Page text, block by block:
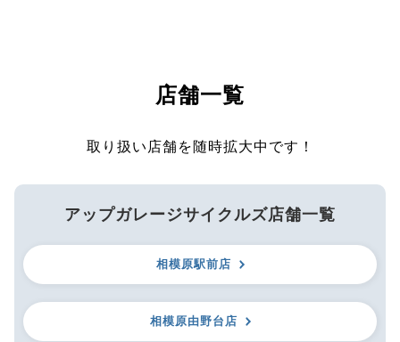
店舗一覧
取り扱い店舗を随時拡大中です！
アップガレージサイクルズ店舗一覧
相模原駅前店
相模原由野台店